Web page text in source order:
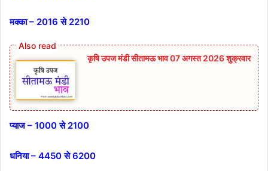
मक्का – 2016 से 2210
कृषि उपज मंडी सीतामऊ भाव 07 अगस्त 2026 शुक्रवार
प्याज – 1000 से 2100
धनिया – 4450 से 6200